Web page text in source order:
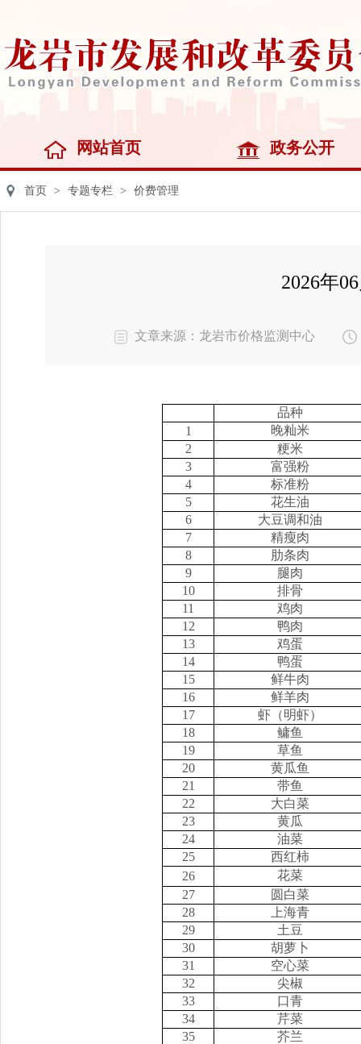
网站首页 政务公开
首页 > 专题专栏 > 价费管理
2026年
文章来源：龙岩市价格监测中心
品种
1
晚籼米
2
粳米
3
富强粉
4
标准粉
5
花生油
6
大豆调和油
7
精瘦肉
8
肋条肉
9
腿肉
10
排骨
11
鸡肉
12
鸭肉
13
鸡蛋
14
鸭蛋
15
鲜牛肉
16
鲜羊肉
17
虾（明虾）
18
鳙鱼
19
草鱼
20
黄瓜鱼
21
带鱼
22
大白菜
23
黄瓜
24
油菜
25
西红柿
26
花菜
27
圆白菜
28
上海青
29
土豆
30
胡萝卜
31
空心菜
32
尖椒
33
口青
34
芹菜
35
芥兰